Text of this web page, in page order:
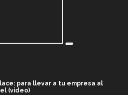
para llevar a tu empresa al
(video)